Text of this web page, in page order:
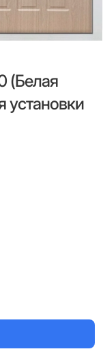
(Белая
установки